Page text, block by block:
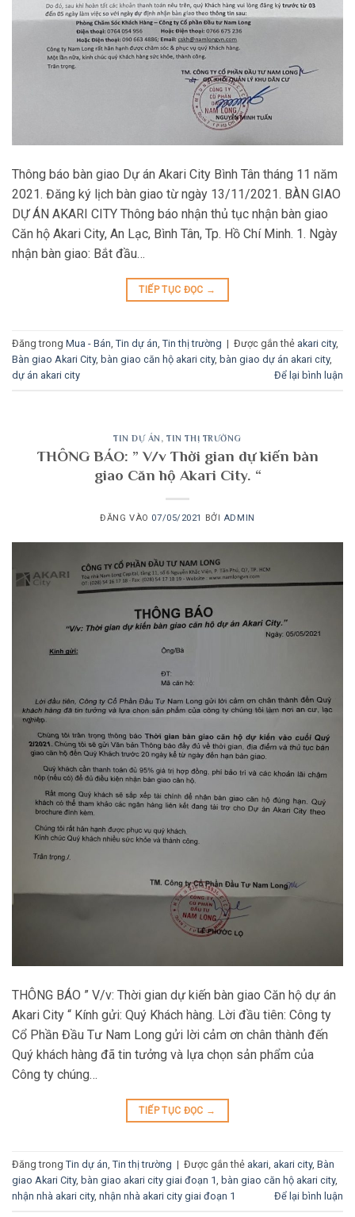
Thông báo bàn giao Dự án Akari City Bình Tân tháng 11 năm
2021. Đăng ký lịch bàn giao từ ngày 13/11/2021. BÀN GIAO
DỰ ÁN AKARI CITY Thông báo nhận thủ tục nhận bàn giao
Căn hộ Akari City, An Lạc, Bình Tân, Tp. Hồ Chí Minh. 1. Ngày
nhận bàn giao: Bắt đầu…
TIẾP TỤC ĐỌC →
Đăng trong Mua - Bán, Tin dự án, Tin thị trường | Được gắn thẻ akari city,
Bàn giao Akari City, bàn giao căn hộ akari city, bàn giao dự án akari city,
dự án akari city
Để lại bình luận
TIN DỰ ÁN ,TIN THỊ TRƯỜNG
THÔNG BÁO: ” V/v Thời gian dự kiến bàn
giao Căn hộ Akari City. “
ĐĂNG VÀO 07/05/2021 BỞI ADMIN
THÔNG BÁO ” V/v: Thời gian dự kiến bàn giao Căn hộ dự án
Akari City “ Kính gửi: Quý Khách hàng. Lời đầu tiên: Công ty
Cổ Phần Đầu Tư Nam Long gửi lời cảm ơn chân thành đến
Quý khách hàng đã tin tưởng và lựa chọn sản phẩm của
Công ty chúng…
TIẾP TỤC ĐỌC →
Đăng trong Tin dự án, Tin thị trường | Được gắn thẻ akari, akari city, Bàn
giao Akari City, bàn giao akari city giai đoạn 1, bàn giao căn hộ akari city,
nhận nhà akari city, nhận nhà akari city giai đoạn 1 Để lại bình luận